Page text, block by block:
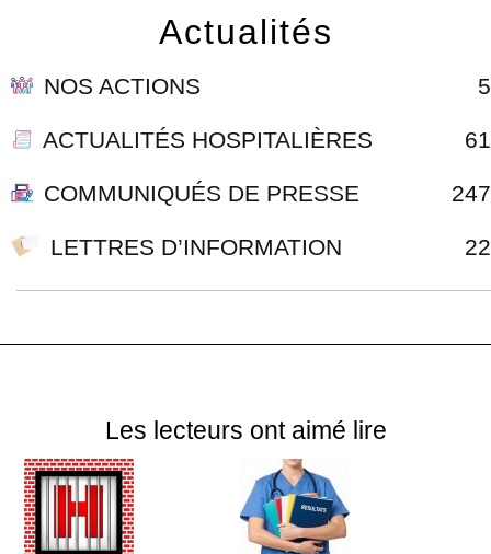
Actualités
NOS ACTIONS 5
ACTUALITÉS HOSPITALIÈRES 61
COMMUNIQUÉS DE PRESSE 247
LETTRES D’INFORMATION 22
Les lecteurs ont aimé lire